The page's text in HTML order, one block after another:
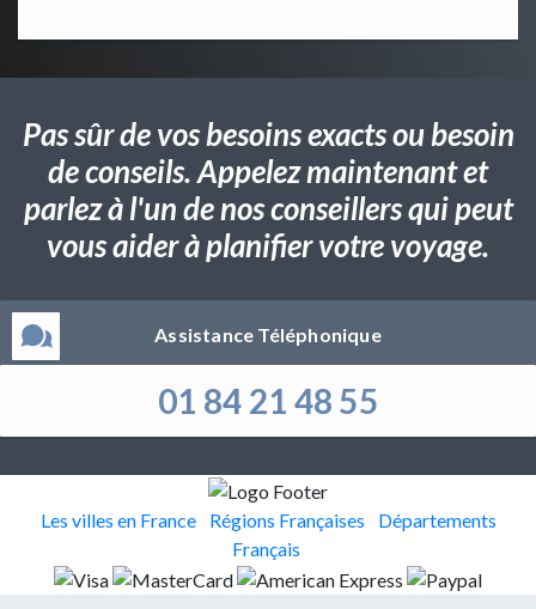
Pas sûr de vos besoins exacts ou besoin
de conseils. Appelez maintenant et
parlez à l'un de nos conseillers qui peut
vous aider à planifier votre voyage.
Assistance Téléphonique
01 84 21 48 55
Les villes en France Régions Françaises
Départements
Français